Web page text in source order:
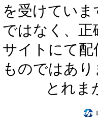
を受けてい
ではなく、
サイトにて
ものではあり
とれま